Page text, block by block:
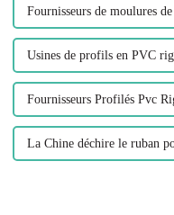
Fournisseurs de moulures
Usines de profils en PVC
Fournisseurs Profilés Pvc
La Chine déchire le ruban